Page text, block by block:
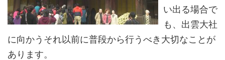
い出る場合で
も、出雲大社
に向かうそれ以前に普段から行うべき大切なことが
あります。